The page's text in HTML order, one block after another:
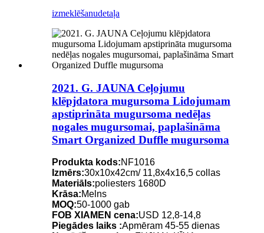
izmeklēšanudetaļa
2021. G. JAUNA Ceļojumu
klēpjdatora mugursoma Lidojumam
apstiprināta mugursoma nedēļas
nogales mugursomai, paplašināma
Smart Organized Duffle mugursoma
Produkta kods:NF1016
Izmērs:30x10x42cm/ 11,8x4x16,5 collas
Materiāls:poliesters 1680D
Krāsa:Melns
MOQ:50-1000 gab
FOB XIAMEN cena:USD 12,8-14,8
Piegādes laiks :Apmēram 45-55 dienas